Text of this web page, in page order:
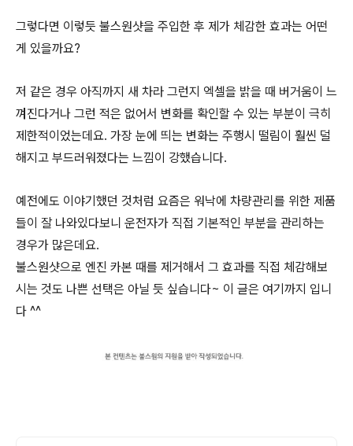
그렇다면 이렇듯 불스원샷을 주입한 후 제가 체감한 효과는 어떤
게 있을까요?
저 같은 경우 아직까지 새 차라 그런지 엑셀을 밝을 때 버거움이 느
껴진다거나 그런 적은 없어서 변화를 확인할 수 있는 부분이 극히
제한적이었는데요. 가장 눈에 띄는 변화는 주행시 떨림이 훨씬 덜
해지고 부드러워졌다는 느낌이 강했습니다.
예전에도 이야기했던 것처럼 요즘은 워낙에 차량관리를 위한 제품
들이 잘 나와있다보니 운전자가 직접 기본적인 부분을 관리하는
경우가 많은데요.
불스원샷으로 엔진 카본 때를 제거해서 그 효과를 직접 체감해보
시는 것도 나쁜 선택은 아닐 듯 싶습니다~ 이 글은 여기까지 입니
다 ^^